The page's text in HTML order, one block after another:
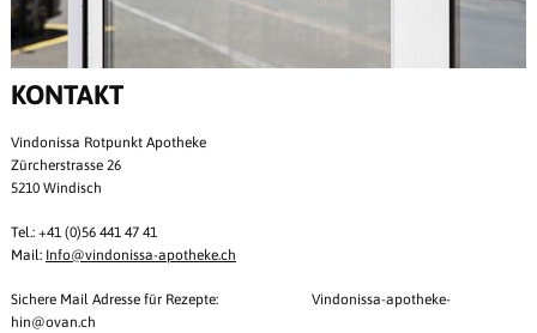
KONTAKT
Vindonissa Rotpunkt Apotheke
Zürcherstrasse 26
5210 Windisch
Tel.: +41 (0)56 441 47 41
Mail: Info@vindonissa-apotheke.ch
Sichere Mail Adresse für Rezepte: Vindonissa-apotheke-
hin@ovan.ch